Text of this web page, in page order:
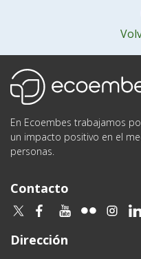
En Ecoembes trabajamos
un impacto positivo en el
personas.
Contacto
twitterfacebook
youtube
flickr
Dirección